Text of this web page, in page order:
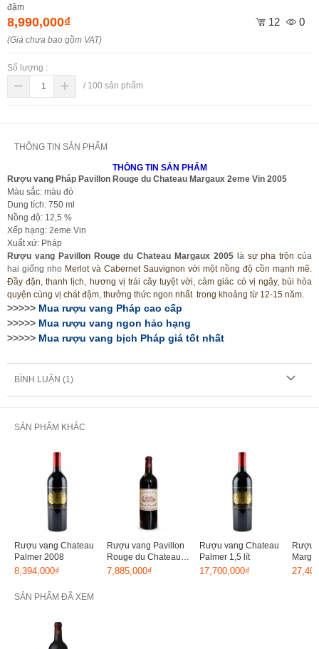
đậm
8,990,000₫ 12 0
(Giá chưa bao gồm VAT)
Số lượng :
/ 100 sản phẩm
THÔNG TIN SẢN PHẨM
THÔNG TIN SẢN PHẨM
Rượu vang Pháp Pavillon Rouge du Chateau Margaux 2eme Vin 2005
Màu sắc: màu đỏ
Dung tích: 750 ml
Nồng độ: 12,5 %
Xếp hạng: 2eme Vin
Xuất xứ: Pháp
Rượu vang Pavillon Rouge du Chateau Margaux 2005 à sự pha trộn của
hai giống nho Merlot và Cabernet Sauvignon với một nồng độ cồn mạnh mẽ.
Đầy đặn, thanh lịch, hương vị trái cây tuyệt vời, cảm giác có vị ngậy, bùi hòa
quyện cùng vị chát đậm, thưởng thức ngon nhất trong khoảng từ 12-15 năm.
>>>>> Mua rượu vang Pháp cao cấp
>>>>> Mua rượu vang ngon hảo hạng
>>>>> Mua rượu vang bịch Pháp giá tốt nhất
BÌNH LUẬN (1)
SẢN PHẨM KHÁC
Rượu vang Chateau
Palmer 2008
8,394,000₫
Rượu vang Pavillon
Rouge du Chateau
Margaux 2004
7,885,000₫
Rượu vang Chateau
Palmer 1,5 lít
17,700,000₫
Rượu
SẢN PHẨM ĐÃ XEM